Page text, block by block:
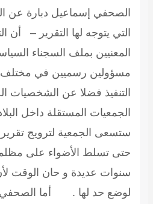
الصحفي إسماعيل دبارة عن
التي يتوجه لها التقرير – أن
المعنيين بملف السجناء
مسؤولين رسميين في مختلف
التنفيذ فضلا عن الشخصيات
الجمعيات المستقلة داخل
ستسعى الجمعية لترويج
حتى تسلط الأضواء على
سنوات عديدة و حان الوقت
لوضع حد لها . أما